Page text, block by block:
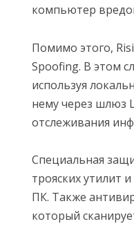
компьютер
Помимо этого,
Spoofing. В этом
используя
нему через шлюз
отслеживания
Специальная
трояских утилит
ПК. Также
который